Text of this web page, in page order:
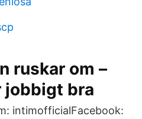
ruskar om –
jobbigt bra
intimofficialFacebook: